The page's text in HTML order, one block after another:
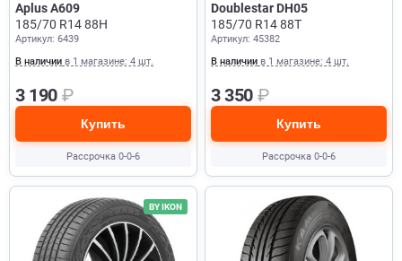
Aplus A609
185/70 R14 88H
Артикул: 6439
В наличии в 1 магазине: 4 шт.
3 190 ₽
Купить
Рассрочка 0-0-6
Doublestar DH05
185/70 R14 88T
Артикул: 45382
В наличии в 1 магазине: 4 шт.
3 350 ₽
Купить
Рассрочка 0-0-6
BY IKON